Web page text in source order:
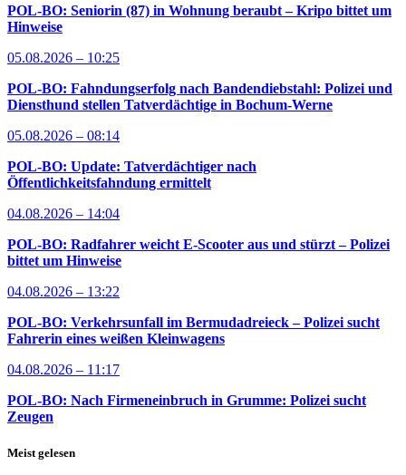
POL-BO: Seniorin (87) in Wohnung beraubt – Kripo bittet um
Hinweise
05.08.2026 – 10:25
POL-BO: Fahndungserfolg nach Bandendiebstahl: Polizei und
Diensthund stellen Tatverdächtige in Bochum-Werne
05.08.2026 – 08:14
POL-BO: Update: Tatverdächtiger nach
Öffentlichkeitsfahndung ermittelt
04.08.2026 – 14:04
POL-BO: Radfahrer weicht E-Scooter aus und stürzt – Polizei
bittet um Hinweise
04.08.2026 – 13:22
POL-BO: Verkehrsunfall im Bermudadreieck – Polizei sucht
Fahrerin eines weißen Kleinwagens
04.08.2026 – 11:17
POL-BO: Nach Firmeneinbruch in Grumme: Polizei sucht
Zeugen
Meist gelesen